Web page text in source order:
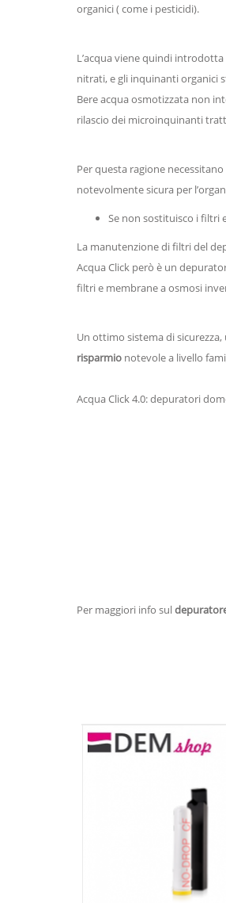
organici ( come i pesticidi).
L’acqua viene quindi
nitrati, e gli inquinanti organici
Bere acqua osmotizzata non
rilascio dei microinquinanti
Per questa ragione
notevolmente sicura per
Se non sostituisco i filtri
La manutenzione di filtri del
Acqua Click però è un
filtri e membrane a osmosi
Un ottimo sistema di
risparmio notevole a livello
Acqua Click 4.0: depuratori
Per maggiori info sul